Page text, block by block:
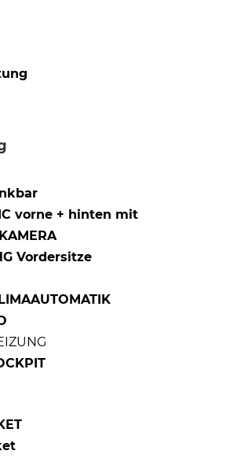
vorne + hinten mit
Vordersitze